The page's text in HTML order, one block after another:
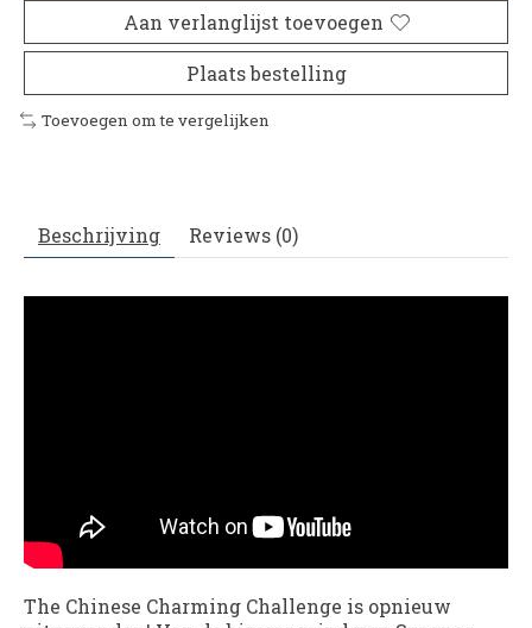
Aan verlanglijst toevoegen
Plaats bestelling
Toevoegen om te vergelijken
Beschrijving Reviews (0)
The Chinese Charming Challenge is opnieuw